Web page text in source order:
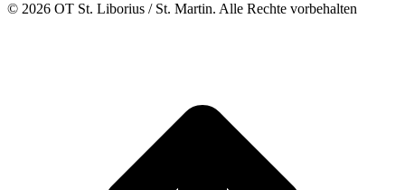
© 2026 OT St. Liborius / St. Martin. Alle Rechte vorbehalten